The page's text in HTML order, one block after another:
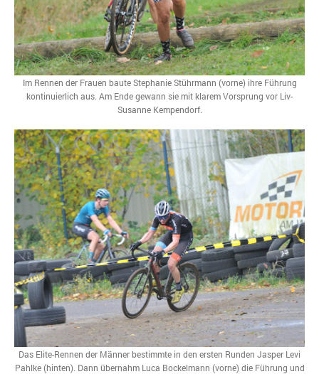
Im Rennen der Frauen baute Stephanie Stührmann (vorne) ihre Führung
kontinuierlich aus. Am Ende gewann sie mit klarem Vorsprung vor Liv-
Susanne Kempendorf.
Das Elite-Rennen der Männer bestimmte in den ersten Runden Jasper Levi
Pahlke (hinten). Dann übernahm Luca Bockelmann (vorne) die Führung und